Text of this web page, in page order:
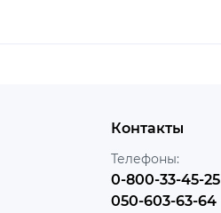
Контакты
Телефоны:
0-800-33-45-25
050-603-63-64